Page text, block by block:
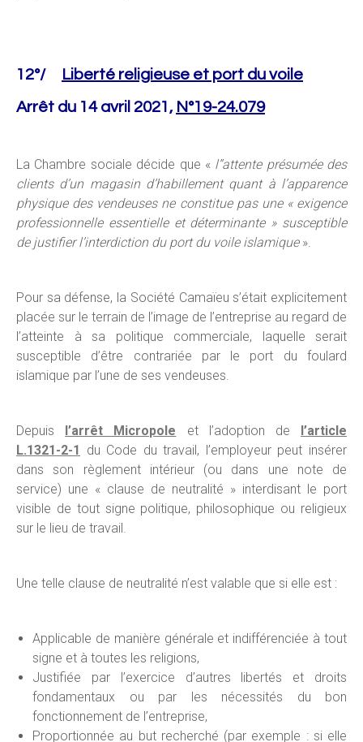
12°/
Liberté religieuse et port du voile
Arrêt du 14 avril 2021, N°19-24.079
La Chambre sociale décide que « l’’attente présumée des
clients d’un magasin d’habillement quant à l’apparence
physique des vendeuses ne constitue pas une « exigence
professionnelle essentielle et déterminante » susceptible
de justifier l’interdiction du port du voile islamique».
Pour sa défense, la Société Camaïeu s’était explicitement
placée sur le terrain de l’image de l’entreprise au regard de
l’atteinte à sa politique commerciale, laquelle serait
susceptible d’être contrariée par le port du foulard
islamique par l’une de ses vendeuses.
Depuis l’arrêt Micropole et l’adoption de
l’article
L.1321-2-1
du Code du travail, l’employeur peut insérer
dans son règlement intérieur (ou dans une note de
service) une « clause de neutralité » interdisant le port
visible de tout signe politique, philosophique ou religieux
sur le lieu de travail.
Une telle clause de neutralité n’est valable que si elle est :
Applicable de manière générale et indifférenciée à tout
signe et à toutes les religions,
Justifiée par l’exercice d’autres libertés et droits
fondamentaux ou par les nécessités du bon
fonctionnement de l’entreprise,
Proportionnée au but recherché (par exemple : si elle